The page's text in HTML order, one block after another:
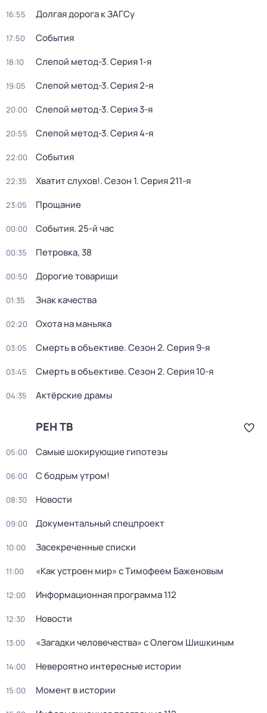
16:55 Долгая дорога к ЗАГСу
17:50 События
18:10 Слепой метод-3. Серия 1-я
19:05 Слепой метод-3. Серия 2-я
20:00 Слепой метод-3. Серия 3-я
20:55 Слепой метод-3. Серия 4-я
22:00 События
22:35 Хватит слухов!. Сезон 1. Серия 211-я
23:05 Прощание
00:00 События. 25-й час
00:35 Петровка, 38
00:50 Дорогие товарищи
01:35 Знак качества
02:20 Охота на маньяка
03:05 Смерть в объективе. Сезон 2. Серия 9-я
03:45 Смерть в объективе. Сезон 2. Серия 10-я
04:35 Актёрские драмы
РЕН ТВ
05:00 Самые шoкиpующие гипотезы
06:00 С бодрым утром!
08:30 Новости
09:00 Документальный спецпроект
10:00 Заcекрeченные списки
11:00 «Как устроен мир» с Тимофеем Баженовым
12:00 Информационная программа 112
12:30 Новости
13:00 «Загадки человечества» с Олегом Шишкиным
14:00 Невероятно интересные истории
15:00 Момент в истории